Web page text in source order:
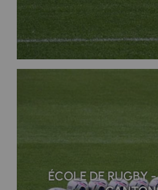
ÉCOLE DE RUGBY